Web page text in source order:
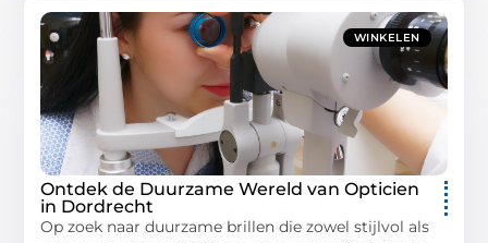
WINKELEN
Ontdek de Duurzame Wereld van Opticien
in Dordrecht
Op zoek naar duurzame brillen die zowel stijlvol als